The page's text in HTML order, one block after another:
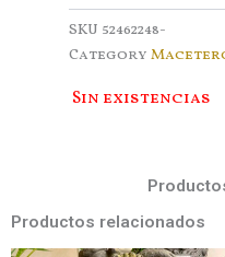
SKU 52462248-
Category
Sin existencias
Productos relacionados